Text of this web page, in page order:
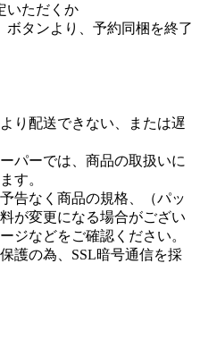
いただくか
ボタンより、予約同梱を終了
り配送できない、または遅
パーでは、商品の取扱いに
す。
告なく商品の規格、（パッ
が変更になる場合がござい
ジなどをご確認ください。
護の為、SSL暗号通信を採